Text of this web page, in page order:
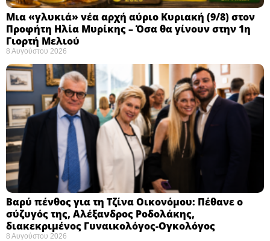
Μια «γλυκιά» νέα αρχή αύριο Κυριακή (9/8) στον
Προφήτη Ηλία Μυρίκης – Όσα θα γίνουν στην 1η
Γιορτή Μελιού
8 Αυγούστου 2026
Βαρύ πένθος για τη Τζίνα Οικονόμου: Πέθανε ο
σύζυγός της, Αλέξανδρος Ροδολάκης,
διακεκριμένος Γυναικολόγος-Ογκολόγος
8 Αυγούστου 2026